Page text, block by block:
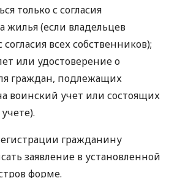
только с согласия
жилья (если владельцев
согласия всех собственников);
или удостоверение о
граждан, подлежащих
воинский учет или состоящих
гражданину
заявление в установленной
форме.